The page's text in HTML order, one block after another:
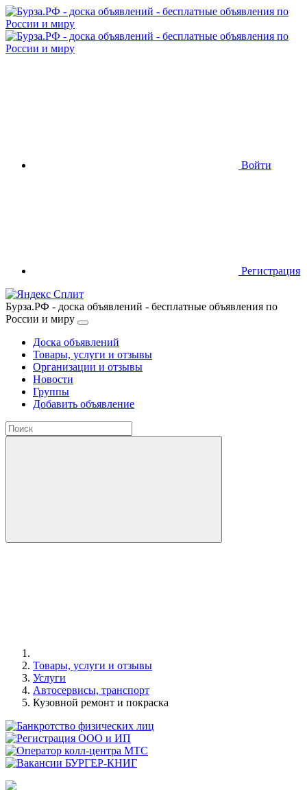
Войти
Регистрация
Бурза.РФ - доска объявлений - бесплатные объявления по
России и миру
Доска объявлений
Товары, услуги и отзывы
Организации и отзывы
Новости
Группы
Добавить объявление
Товары, услуги и отзывы
Услуги
Автосервисы, транспорт
Кузовной ремонт и покраска